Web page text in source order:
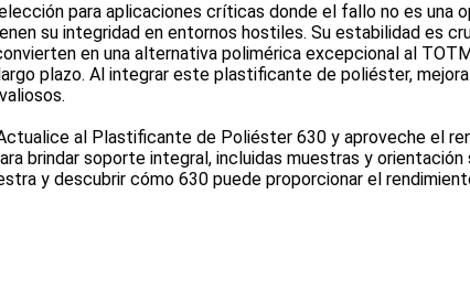
para aplicaciones críticas donde el fallo no es una
su integridad en entornos hostiles. Su estabilidad es
en una alternativa polimérica excepcional al
plazo. Al integrar este plastificante de poliéster,
al Plastificante de Poliéster 630 y aproveche el
brindar soporte integral, incluidas muestras y orientación
y descubrir cómo 630 puede proporcionar el